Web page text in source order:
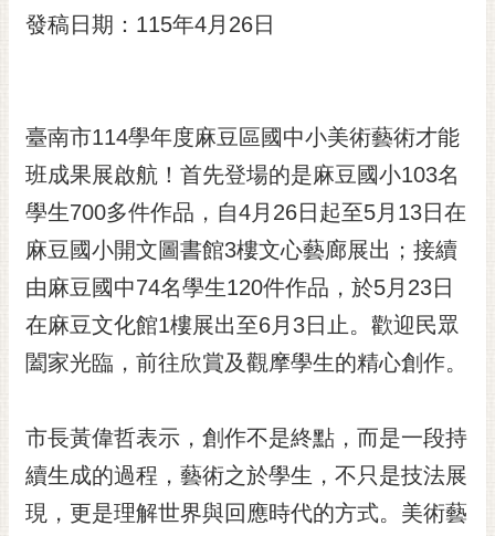
市政資訊
黃
偉
哲
螢
光
花
泉
桐
花
站
導
發稿日期：115年4月26日
臺南市114學年度麻豆區國中小美術藝術才能
班成果展啟航！首先登場的是麻豆國小103名
學生700多件作品，自4月26日起至5月13日在
麻豆國小開文圖書館3樓文心藝廊展出；接續
由麻豆國中74名學生120件作品，於5月23日
在麻豆文化館1樓展出至6月3日止。歡迎民眾
闔家光臨，前往欣賞及觀摩學生的精心創作。
市長黃偉哲表示，創作不是終點，而是一段持
續生成的過程，藝術之於學生，不只是技法展
現，更是理解世界與回應時代的方式。美術藝